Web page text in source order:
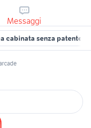
Messaggi
cabinata senza patente